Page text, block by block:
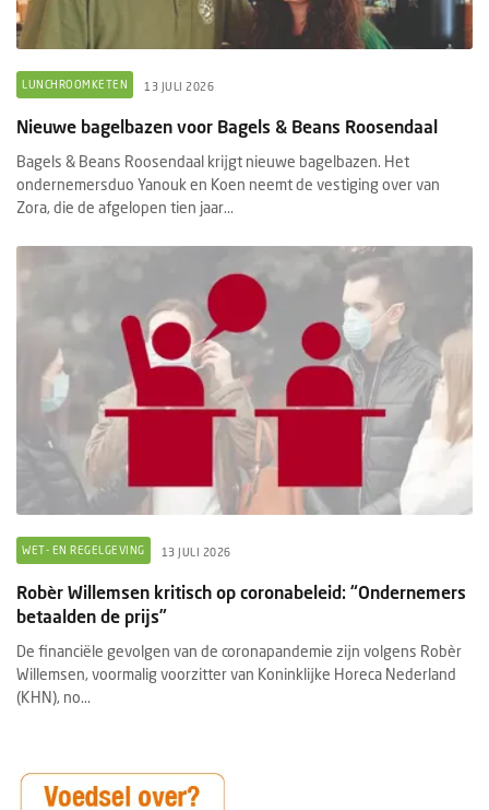
LUNCHROOMKETEN 13 JULI 2026
Nieuwe bagelbazen voor Bagels & Beans Roosendaal
Bagels & Beans Roosendaal krijgt nieuwe bagelbazen. Het
ondernemersduo Yanouk en Koen neemt de vestiging over van
Zora, die de afgelopen tien jaar...
WET- EN REGELGEVING 13 JULI 2026
Robèr Willemsen kritisch op coronabeleid: “Ondernemers
betaalden de prijs”
De financiële gevolgen van de coronapandemie zijn volgens Robèr
Willemsen, voormalig voorzitter van Koninklijke Horeca Nederland
(KHN), no...